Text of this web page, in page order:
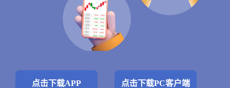
点击下载APP 点击下载PC客户端